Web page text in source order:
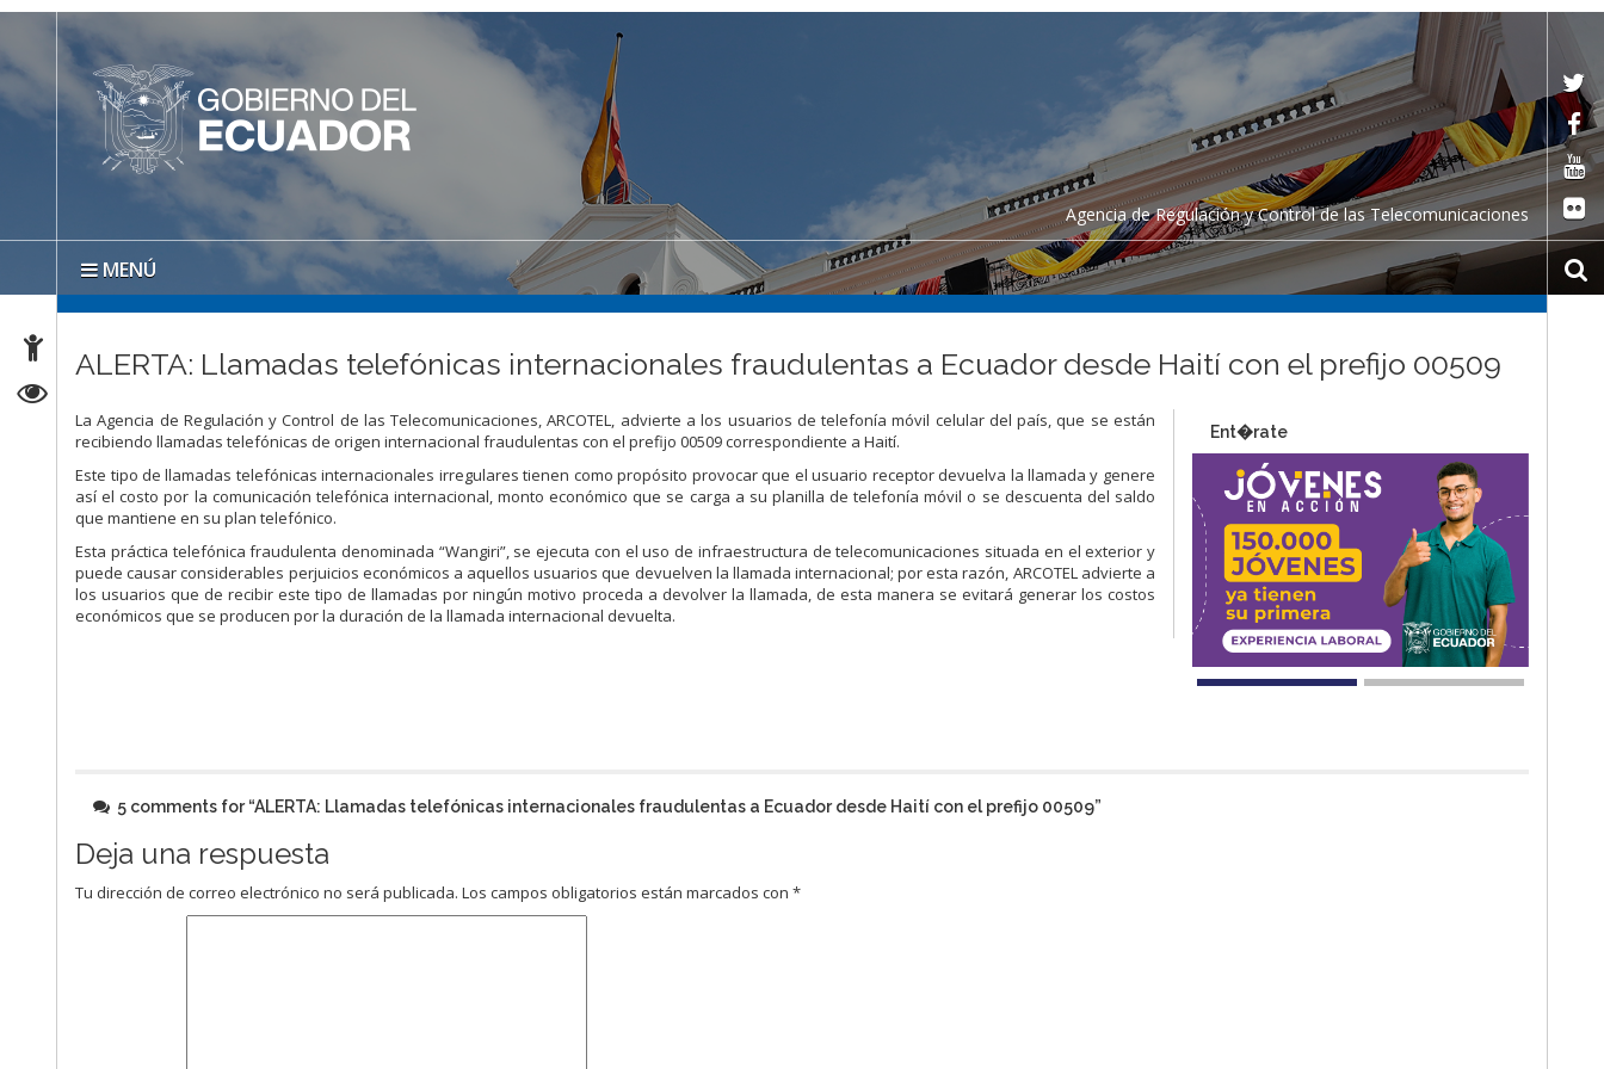
Agencia de Regulación y Control de las Telecomunicaciones
MENÚ
ALERTA: Llamadas telefónicas internacionales fraudulentas a Ecuador desde Haití con el prefijo 00509
La Agencia de Regulación y Control de las Telecomunicaciones, ARCOTEL, advierte a los usuarios de telefonía móvil celular del país, que se están
recibiendo llamadas telefónicas de origen internacional fraudulentas con el prefijo 00509 correspondiente a Haití.
Este tipo de llamadas telefónicas internacionales irregulares tienen como propósito provocar que el usuario receptor devuelva la llamada y genere
así el costo por la comunicación telefónica internacional, monto económico que se carga a su planilla de telefonía móvil o se descuenta del saldo
que mantiene en su plan telefónico.
Esta práctica telefónica fraudulenta denominada “Wangiri”, se ejecuta con el uso de infraestructura de telecomunicaciones situada en el exterior y
puede causar considerables perjuicios económicos a aquellos usuarios que devuelven la llamada internacional; por esta razón, ARCOTEL advierte a
los usuarios que de recibir este tipo de llamadas por ningún motivo proceda a devolver la llamada, de esta manera se evitará generar los costos
económicos que se producen por la duración de la llamada internacional devuelta.
Ent�rate
5 comments for “ALERTA: Llamadas telefónicas internacionales fraudulentas a Ecuador desde Haití con el prefijo 00509”
Deja una respuesta
Tu dirección de correo electrónico no será publicada. Los campos obligatorios están marcados con*